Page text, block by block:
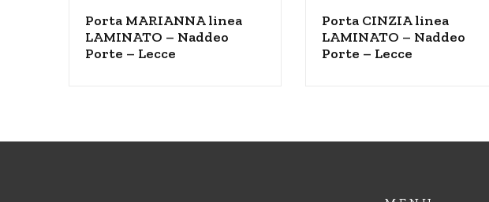
Porta MARIANNA linea
LAMINATO – Naddeo
Porte – Lecce
Porta CINZIA linea
LAMINATO – Naddeo
Porte – Lecce